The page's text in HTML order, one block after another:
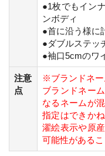
●1枚でもイン
ンボディ
●首に沿う様に
●ダブルステッ
●袖口5cmのワ
注意
点
※ブランドネー
ブランドネー
なるネームが
指定はできか
濯絵表示や原
可能性があるこ